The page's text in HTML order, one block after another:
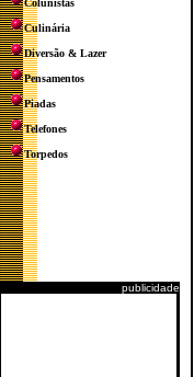
Colunistas
Culinária
Diversão & Lazer
Pensamentos
Piadas
Telefones
Torpedos
publicidade